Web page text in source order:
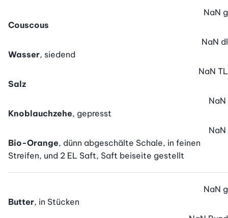
Couscous
NaN g
Wasser, siedend
NaN dl
Salz
NaN TL
Knoblauchzehe, gepresst
NaN
Bio-Orange, dünn abgeschälte Schale, in feinen
Streifen, und 2 EL Saft, Saft beiseite gestellt
NaN
Butter, in Stücken
NaN g